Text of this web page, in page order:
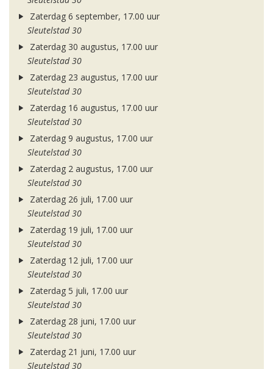
Zaterdag 6 september, 17.00 uur
Sleutelstad 30
Zaterdag 30 augustus, 17.00 uur
Sleutelstad 30
Zaterdag 23 augustus, 17.00 uur
Sleutelstad 30
Zaterdag 16 augustus, 17.00 uur
Sleutelstad 30
Zaterdag 9 augustus, 17.00 uur
Sleutelstad 30
Zaterdag 2 augustus, 17.00 uur
Sleutelstad 30
Zaterdag 26 juli, 17.00 uur
Sleutelstad 30
Zaterdag 19 juli, 17.00 uur
Sleutelstad 30
Zaterdag 12 juli, 17.00 uur
Sleutelstad 30
Zaterdag 5 juli, 17.00 uur
Sleutelstad 30
Zaterdag 28 juni, 17.00 uur
Sleutelstad 30
Zaterdag 21 juni, 17.00 uur
Sleutelstad 30